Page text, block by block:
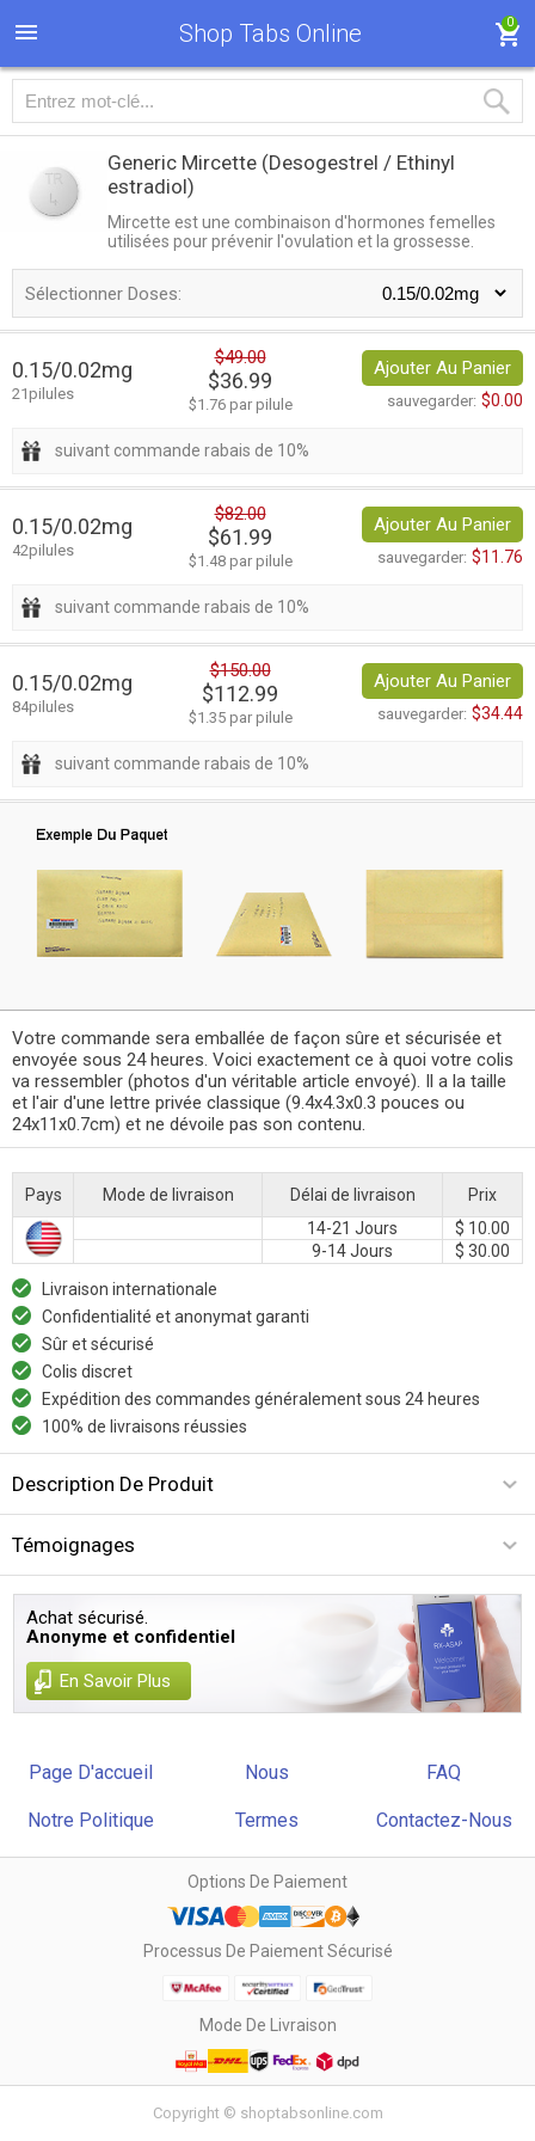
Shop Tabs Online 0
Generic Mircette (Desogestrel / Ethinyl
estradiol)
Mircette est une combinaison d'hormones femelles
utilisées pour prévenir l'ovulation et la grossesse.
Sélectionner Doses:
0.15/0.02mg
21pilules
$49.00
$36.99
$1.76 par pilule
Ajouter Au Panier
sauvegarder: $0.00
suivant commande rabais de 10%
0.15/0.02mg
42pilules
$82.00
$61.99
$1.48 par pilule
Ajouter Au Panier
sauvegarder: $11.76
suivant commande rabais de 10%
0.15/0.02mg
84pilules
$150.00
$112.99
$1.35 par pilule
Ajouter Au Panier
sauvegarder: $34.44
suivant commande rabais de 10%
Votre commande sera emballée de façon sûre et sécurisée et
envoyée sous 24 heures. Voici exactement ce à quoi votre colis
va ressembler (photos d'un véritable article envoyé). Il a la taille
et l'air d'une lettre privée classique (9.4x4.3x0.3 pouces ou
24x11x0.7cm) et ne dévoile pas son contenu.
Pays Mode de livraison Délai de livraison
Prix
14-21 Jours
$ 10.00
9-14 Jours
$ 30.00
Livraison internationale
Confidentialité et anonymat garanti
Sûr et sécurisé
Colis discret
Expédition des commandes généralement sous 24 heures
100% de livraisons réussies
Description De Produit
Témoignages
Achat sécurisé.
Anonyme et confidentiel
En Savoir Plus
Page D'accueil Nous FAQ
Notre Politique Termes Contactez-Nous
Options De Paiement
Processus De Paiement Sécurisé
Mode De Livraison
Copyright © shoptabsonline.com